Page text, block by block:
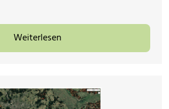
Weiterlesen